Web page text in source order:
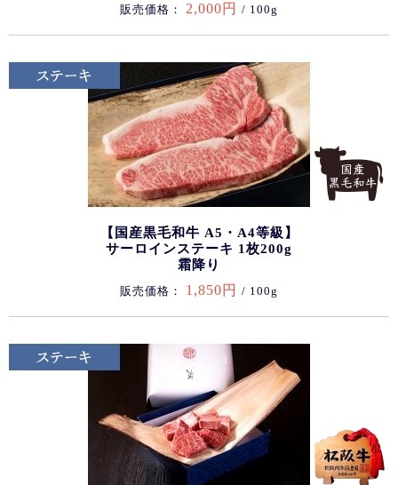
販売価格： 2,000円 / 100g
【国産黒毛和牛 A5・A4等級】
サーロインステーキ 1枚200g
霜降り
販売価格： 1,850円 / 100g